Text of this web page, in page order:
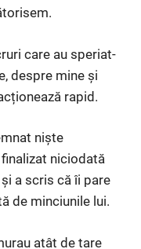
care au speriat-
despre mine și
rapid.
niște
niciodată
a scris că îi pare
de minciunile lui.
atât de tare